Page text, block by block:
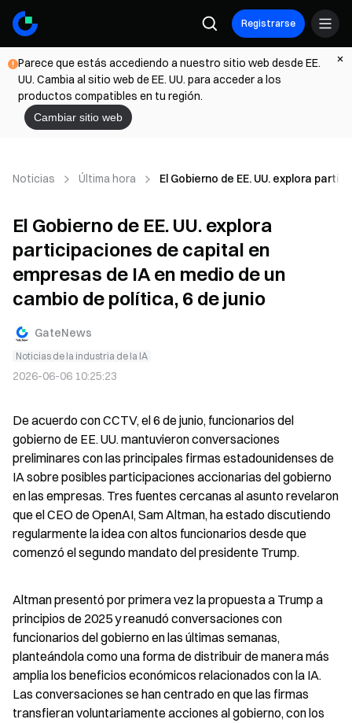
Registrarse
Parece que estás accediendo a nuestro sitio web desde EE.
UU. Cambia al sitio web de EE. UU. para acceder a los
productos compatibles en tu región.
Cambiar sitio web
Noticias Última hora El Gobierno de EE. UU. explora
El Gobierno de EE. UU. explora
participaciones de capital en
empresas de IA en medio de un
cambio de política, 6 de junio
GateNews
Noticias de la industria de la IA
2026-06-06 10:25:23
De acuerdo con CCTV, el 6 de junio, funcionarios del
gobierno de EE. UU. mantuvieron conversaciones
preliminares con las principales firmas estadounidenses de
IA sobre posibles participaciones accionarias del gobierno
en las empresas. Tres fuentes cercanas al asunto revelaron
que el CEO de OpenAI, Sam Altman, ha estado discutiendo
regularmente la idea con altos funcionarios desde que
comenzó el segundo mandato del presidente Trump.
Altman presentó por primera vez la propuesta a Trump a
principios de 2025 y reanudó conversaciones con
funcionarios del gobierno en las últimas semanas,
planteándola como una forma de distribuir de manera más
amplia los beneficios económicos relacionados con la IA.
Las conversaciones se han centrado en que las firmas
transfieran voluntariamente acciones al gobierno, con los